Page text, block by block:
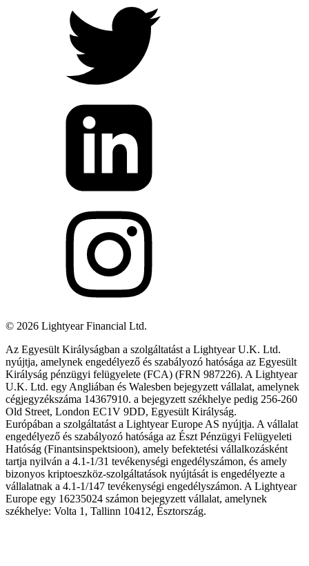
© 2026 Lightyear Financial Ltd.
Az Egyesült Királyságban a szolgáltatást a Lightyear U.K. Ltd.
nyújtja, amelynek engedélyező és szabályozó hatósága az Egyesült
Királyság pénzügyi felügyelete (FCA) (FRN 987226). A Lightyear
U.K. Ltd. egy Angliában és Walesben bejegyzett vállalat, amelynek
cégjegyzékszáma 14367910. a bejegyzett székhelye pedig 256-260
Old Street, London EC1V 9DD, Egyesült Királyság.
Európában a szolgáltatást a Lightyear Europe AS nyújtja. A vállalat
engedélyező és szabályozó hatósága az Észt Pénzügyi Felügyeleti
Hatóság (Finantsinspektsioon), amely befektetési vállalkozásként
tartja nyilván a 4.1-1/31 tevékenységi engedélyszámon, és amely
bizonyos kriptoeszköz-szolgáltatások nyújtását is engedélyezte a
vállalatnak a 4.1-1/147 tevékenységi engedélyszámon. A Lightyear
Europe egy 16235024 számon bejegyzett vállalat, amelynek
székhelye: Volta 1, Tallinn 10412, Észtország.